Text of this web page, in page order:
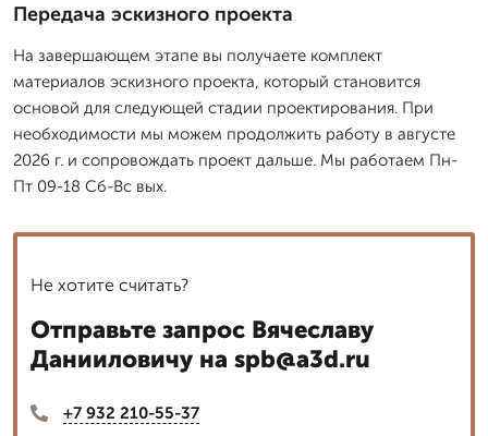
Передача эскизного проекта
На завершающем этапе вы получаете комплект
материалов эскизного проекта, который становится
основой для следующей стадии проектирования. При
необходимости мы можем продолжить работу в августе
2026 г. и сопровождать проект дальше. Мы работаем Пн-
Пт 09-18 Сб-Вс вых.
Не хотите считать?
Отправьте запрос Вячеславу
Данииловичу на spb@a3d.ru
+7 932 210-55-37